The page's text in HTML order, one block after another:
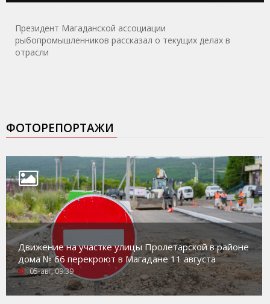
Президент Магаданской ассоциации
рыбопромышленников рассказал о текущих делах в
отрасли
ФОТОРЕПОРТАЖИ
Движение на участке улицы Пролетарской в районе
дома № 66 перекроют в Магадане 11 августа
05-авг, 09:39